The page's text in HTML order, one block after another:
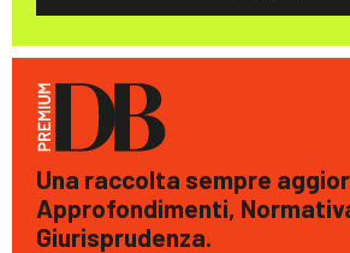
Una raccolta sempre
Approfondimenti,
Giurisprudenza.